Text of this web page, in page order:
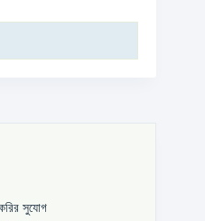
সুযোগ